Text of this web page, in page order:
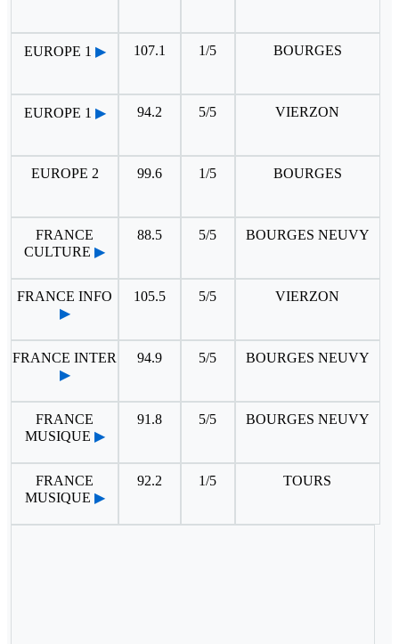
EUROPE 1 ▶ 107.1 1/5 BOURGES
EUROPE 1 ▶ 94.2 5/5 VIERZON
EUROPE 2 99.6 1/5 BOURGES
FRANCE
CULTURE ▶
88.5 5/5 BOURGES NEUVY
FRANCE INFO
▶
105.5 5/5 VIERZON
FRANCE INTER
▶
94.9 5/5 BOURGES NEUVY
FRANCE
MUSIQUE ▶
91.8 5/5 BOURGES NEUVY
FRANCE
MUSIQUE ▶
92.2 1/5 TOURS